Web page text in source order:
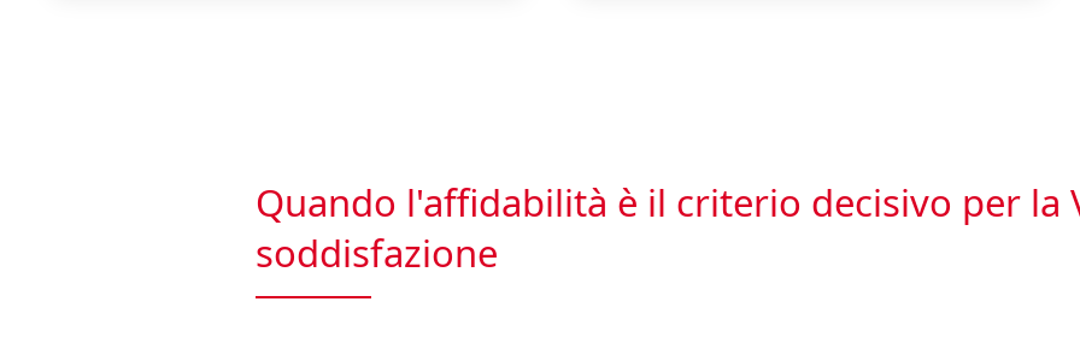
Quando l'affidabilità è il criterio decisivo per la
soddisfazione